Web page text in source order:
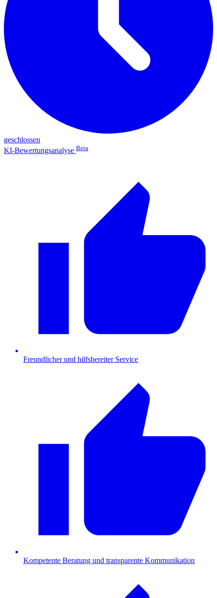
geschlossen
KI-Bewertungsanalyse Beta
Freundlicher und hilfsbereiter Service
Kompetente Beratung und transparente Kommunikation